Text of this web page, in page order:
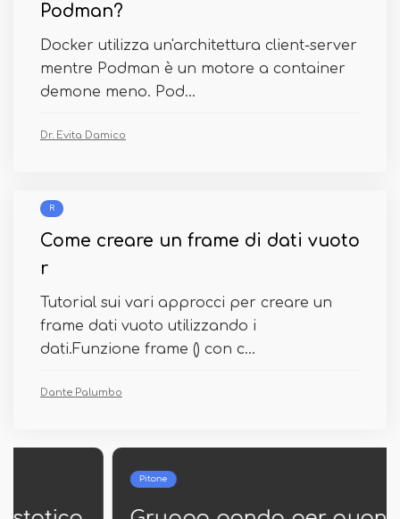
Podman?
Docker utilizza un'architettura client-server
mentre Podman è un motore a container
demone meno. Pod...
Dr. Evita Damico
R
Come creare un frame di dati vuoto
r
Tutorial sui vari approcci per creare un
frame dati vuoto utilizzando i
dati.Funzione frame () con c...
Dante Palumbo